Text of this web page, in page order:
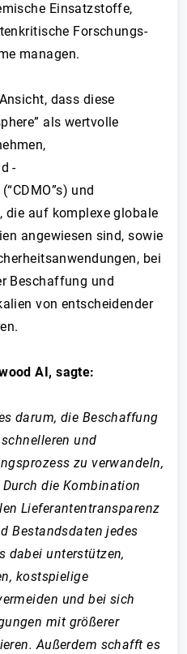
Einsatzstoffe,
Forschungs-
managen.
dass diese
als wertvolle
-
und
die auf komplexe globale
angewiesen sind, sowie
bei
Beschaffung und
von entscheidender
AI, sagte:
darum, die Beschaffung
und
zu verwandeln,
die Kombination
Lieferantentransparenz
Bestandsdaten jedes
dabei unterstützen,
kostspielige
und bei sich
mit größerer
Außerdem schafft es